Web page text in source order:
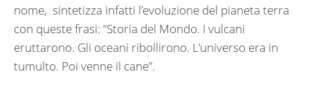
nome, sintetizza infatti l’evoluzione del pianeta terra
con queste frasi: “Storia del Mondo. I vulcani
eruttarono. Gli oceani ribollirono. L’universo era in
tumulto. Poi venne il cane”.